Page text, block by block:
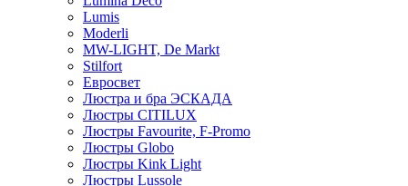
Lumis
Moderli
MW-LIGHT, De Markt
Stilfort
Евросвет
Люстра и бра ЭСКАДА
Люстры CITILUX
Люстры Favourite, F-Promo
Люстры Globo
Люстры Kink Light
Люстры Lussole